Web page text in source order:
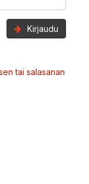
Kirjaudu
tai salasanan